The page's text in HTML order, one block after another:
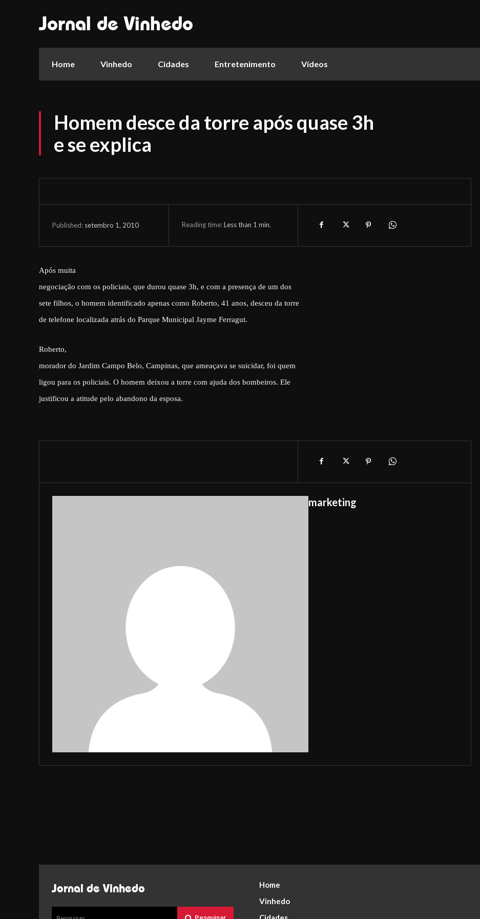
Jornal de Vinhedo
Home Vinhedo Cidades Entretenimento Vídeos
Homem desce da torre após quase 3h
e se explica
Published: setembro 1, 2010 Reading time:Less than 1 min.
Após muita
negociação com os policiais, que durou quase 3h, e com a presença de um dos
sete filhos, o homem identificado apenas como Roberto, 41 anos, desceu da torre
de telefone localizada atrás do Parque Municipal Jayme Ferragut.
Roberto,
morador do Jardim Campo Belo, Campinas, que ameaçava se suicidar, foi quem
ligou para os policiais. O homem deixou a torre com ajuda dos bombeiros. Ele
justificou a atitude pelo abandono da esposa.
marketing
Jornal de Vinhedo
Home
Vinhedo